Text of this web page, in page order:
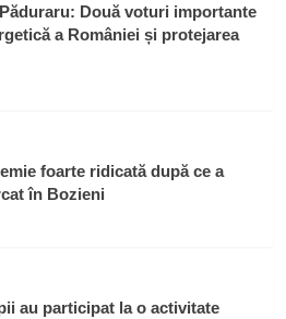
Două voturi importante
a României și protejarea
foarte ridicată după ce a
în Bozieni
au participat la o activitate